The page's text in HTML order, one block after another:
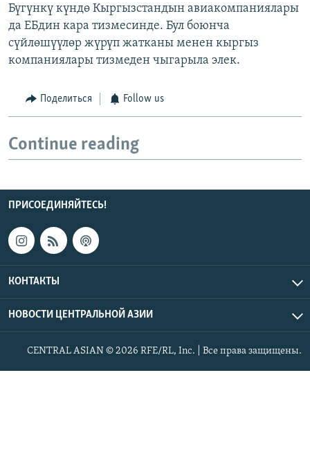
Бүгүнкү күндө Кыргызстандын авиакомпаниялары
да ЕБдин кара тизмесинде. Бул боюнча
сүйлөшүүлөр жүрүп жатканы менен кыргыз
компаниялары тизмеден чыгарыла элек.
Поделиться Follow us
Continue reading
ПРИСОЕДИНЯЙТЕСЬ!
КОНТАКТЫ
НОВОСТИ ЦЕНТРАЛЬНОЙ АЗИИ
CENTRAL ASIAN © 2026 RFE/RL, Inc. | Все права защищены.